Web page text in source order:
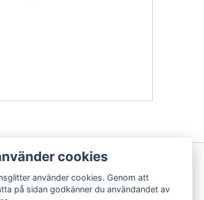
cookies
använder cookies. Genom att
på sidan godkänner du användandet av